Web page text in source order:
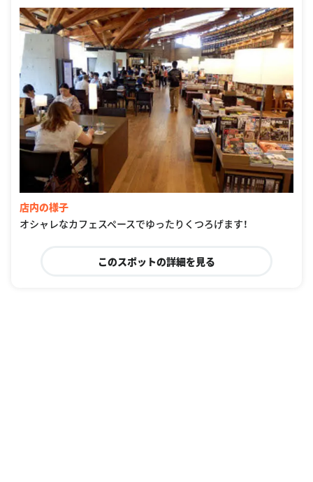
店内の様子
オシャレなカフェスペースでゆったりくつろげます！
このスポットの詳細を見る